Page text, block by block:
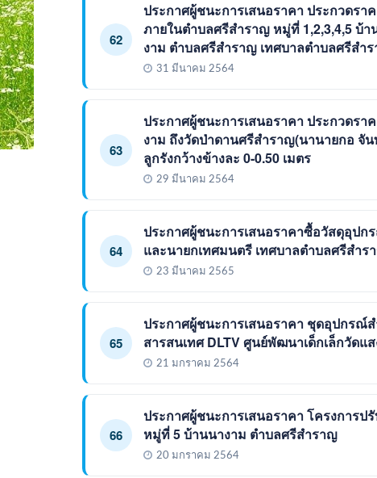
62
ประกาศผู้ชนะการเสนอราคา ประกวดร
ภายในตำบลศรีสำราญ หมู่ที่ 1,2,3,4,5 บ้
งาม ตำบลศรีสำราญ เทศบาลตำบลศรีสำ
31 มีนาคม 2564
63
ประกาศผู้ชนะการเสนอราคา ประกวดร
งาม ถึงวัดป่าดานศรีสำราญ(นานายกอ จัน
ลูกรังกว้างข้างละ 0-0.50 เมตร
29 มีนาคม 2564
64
ประกาศผู้ชนะการเสนอราคาซื้อวัสดุอุป
และนายกเทศมนตรี เทศบาลตำบลศรีสำร
23 มีนาคม 2565
65
ประกาศผู้ชนะการเสนอราคา ชุดอุปกรณ์
สารสนเทศ DLTV ศูนย์พัฒนาเด็กเล็กวัดแ
21 มกราคม 2564
66
ประกาศผู้ชนะการเสนอราคา โครงการ
หมู่ที่ 5 บ้านนางาม ตำบลศรีสำราญ
20 มกราคม 2564